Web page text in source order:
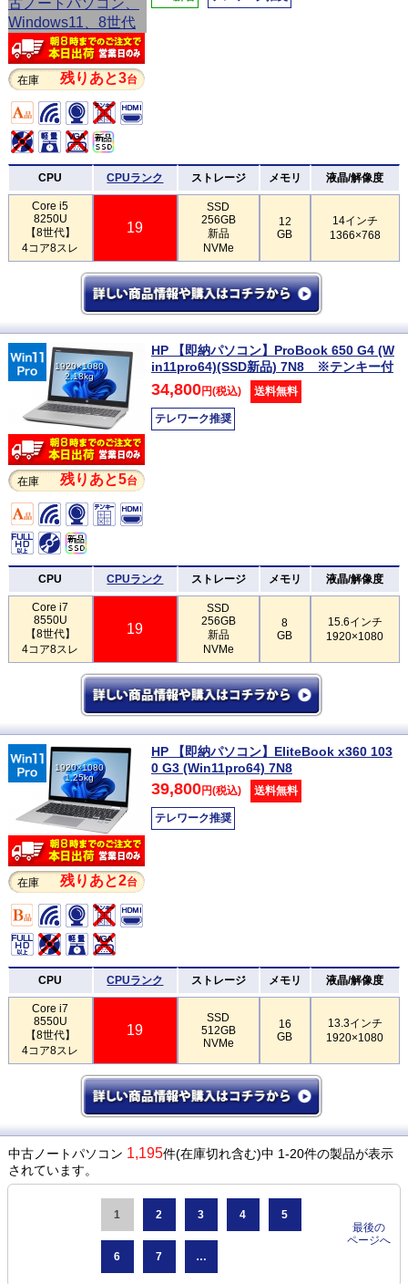
在庫 残りあと3台
CPU CPUランク ストレージ メモリ 液晶/解像度
Core i5
8250U
【8世代】
4コア8スレ
19
SSD
256GB
新品
NVMe
12
GB
14インチ
1366×768
1920×1080
2.18kg
在庫 残りあと5台
HP 【即納パソコン】ProBook 650 G4 (W
in11pro64)(SSD新品) 7N8 ※テンキー付
34,800円(税込) 送料無料
テレワーク推奨
CPU CPUランク ストレージ メモリ 液晶/解像度
Core i7
8550U
【8世代】
4コア8スレ
19
SSD
256GB
新品
NVMe
8
GB
15.6インチ
1920×1080
1920×1080
1.25kg
在庫 残りあと2台
HP 【即納パソコン】EliteBook x360 103
0 G3 (Win11pro64) 7N8
39,800円(税込) 送料無料
テレワーク推奨
CPU CPUランク ストレージ メモリ 液晶/解像度
Core i7
8550U
【8世代】
4コア8スレ
19
SSD
512GB
NVMe
16
GB
13.3インチ
1920×1080
中古ノートパソコン 1,195件(在庫切れ含む)中 1-20件の製品が表示
されています。
1 2 3 4 5
6 7 …
最後の
ページへ